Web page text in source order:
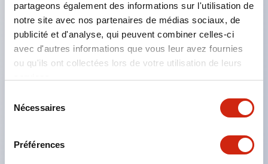
partageons également des informations sur l'utilisation de
notre site avec nos partenaires de médias sociaux, de
publicité et d'analyse, qui peuvent combiner celles-ci
avec d'autres informations que vous leur avez fournies
ou qu'ils ont collectées lors de votre utilisation de leurs
Nécessaires
Préférences
Grâce au changement de direction de montage de
la tête de commande, 8 configurations d’insertion
d’actionneur sont possibles, permettant une
installation flexible.
L’orifice d’insertion de l’actionneur est en métal,
renforçant la solidité de la tête.
Actionneur équipé d’un coussinet en caoutchouc
Élimination des substances nocives pour réduire